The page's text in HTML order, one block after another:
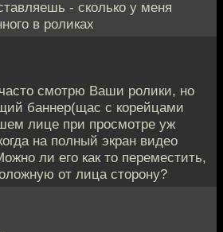
- сколько у меня
в роликах
смотрю Ваши ролики, но
баннер(щас с корейцами
лице при просмотре уж
на полный экран видео
ли его как то переместить,
от лица сторону?